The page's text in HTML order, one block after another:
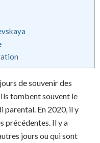
de souvenir des
tombent souvent le
parental. En 2020, il y
précédentes. Il y a
jours ou qui sont